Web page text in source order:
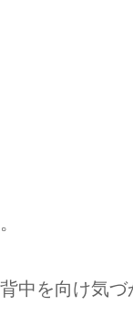
中を向け気